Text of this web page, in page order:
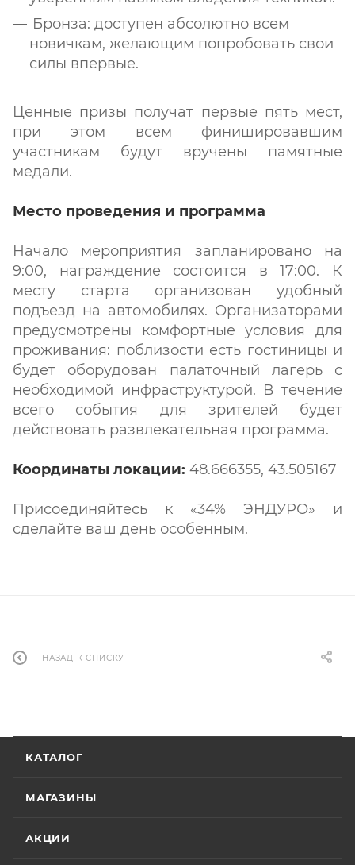
Бронза: доступен абсолютно всем
новичкам, желающим попробовать свои
силы впервые.
Ценные призы получат первые пять мест,
при этом всем финишировавшим
участникам будут вручены памятные
медали.
Место проведения и программа
Начало мероприятия запланировано на
9:00, награждение состоится в 17:00. К
месту старта организован удобный
подъезд на автомобилях. Организаторами
предусмотрены комфортные условия для
проживания: поблизости есть гостиницы и
будет оборудован палаточный лагерь с
необходимой инфраструктурой. В течение
всего события для зрителей будет
действовать развлекательная программа.
Координаты локации: 48.666355, 43.505167
Присоединяйтесь к «34% ЭНДУРО» и
сделайте ваш день особенным.
НАЗАД К СПИСКУ
КАТАЛОГ
МАГАЗИНЫ
АКЦИИ